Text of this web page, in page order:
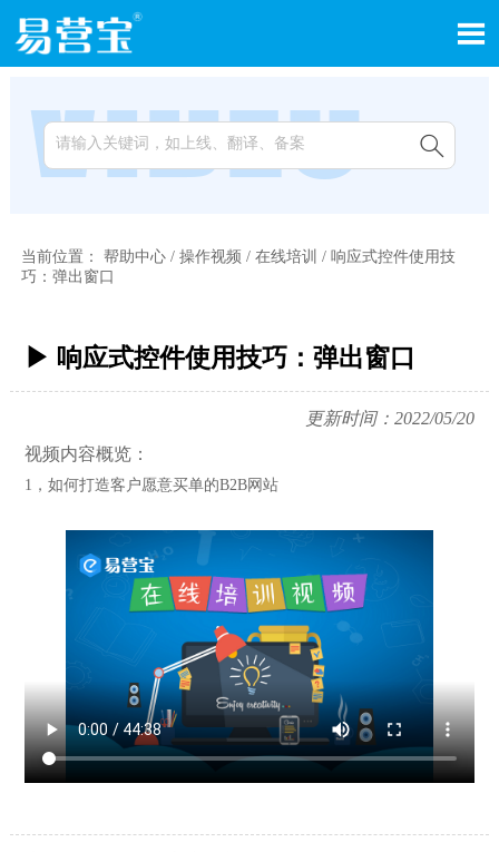


当前位置： 帮助中心/ 操作视频 / 在线培训 / 响应式控件使用技
巧：弹出窗口
▶ 响应式控件使用技巧：弹出窗口
更新时间：2022/05/20
视频内容概览：
1，如何打造客户愿意买单的B2B网站